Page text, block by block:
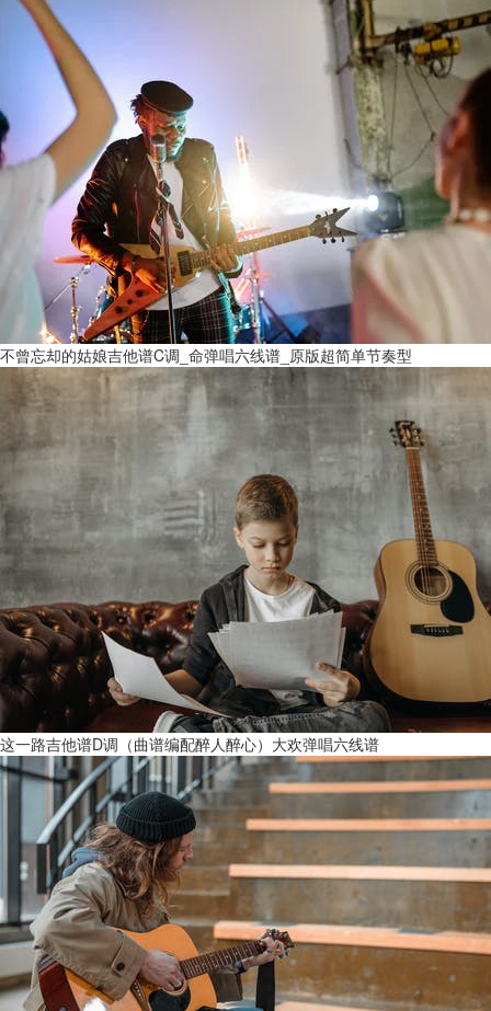
不曾忘却的姑娘吉他谱C调_命弹唱六线谱_原版超简单节奏型
这一路吉他谱D调（曲谱编配醉人醉心）大欢弹唱六线谱